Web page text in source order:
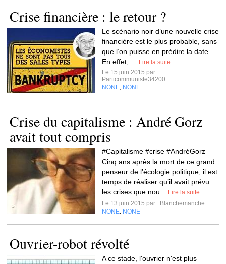
Crise financière : le retour ?
Le scénario noir d’une nouvelle crise
financière est le plus probable, sans
que l’on puisse en prédire la date.
En effet, ...
Lire la suite
Le 15 juin 2015 par
Particommuniste34200
NONE NONE
Crise du capitalisme : André Gorz
avait tout compris
#Capitalisme #crise #AndréGorz
Cinq ans après la mort de ce grand
penseur de l’écologie politique, il est
temps de réaliser qu’il avait prévu
les crises que nou...
Lire la suite
Le 13 juin 2015 par
Blanchemanche
NONE NONE
Ouvrier-robot révolté
A ce stade, l'ouvrier n'est plus